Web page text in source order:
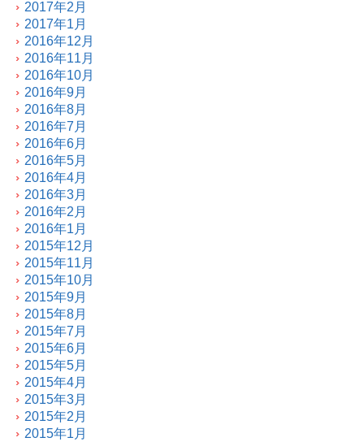
2017年2月
2017年1月
2016年12月
2016年11月
2016年10月
2016年9月
2016年8月
2016年7月
2016年6月
2016年5月
2016年4月
2016年3月
2016年2月
2016年1月
2015年12月
2015年11月
2015年10月
2015年9月
2015年8月
2015年7月
2015年6月
2015年5月
2015年4月
2015年3月
2015年2月
2015年1月